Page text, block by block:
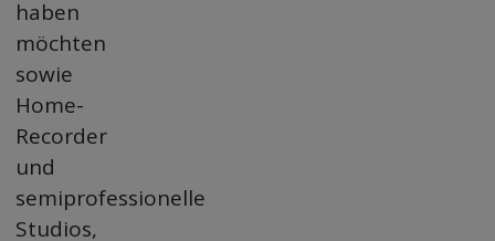
haben
möchten
sowie
Home-
Recorder
und
semiprofessionelle
Studios,